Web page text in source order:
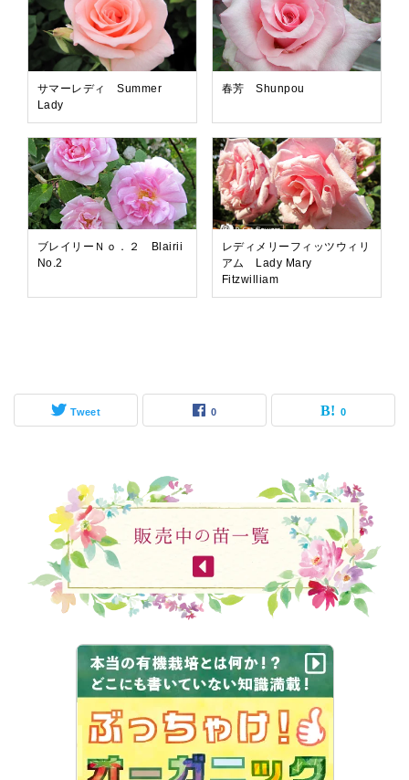
サマーレディ Summer
Lady
春芳 Shunpou
ブレイリーＮｏ．２ Blairii
No.2
レディメリーフィッツウィリ
アム Lady Mary
Fitzwilliam
Tweet 0 0